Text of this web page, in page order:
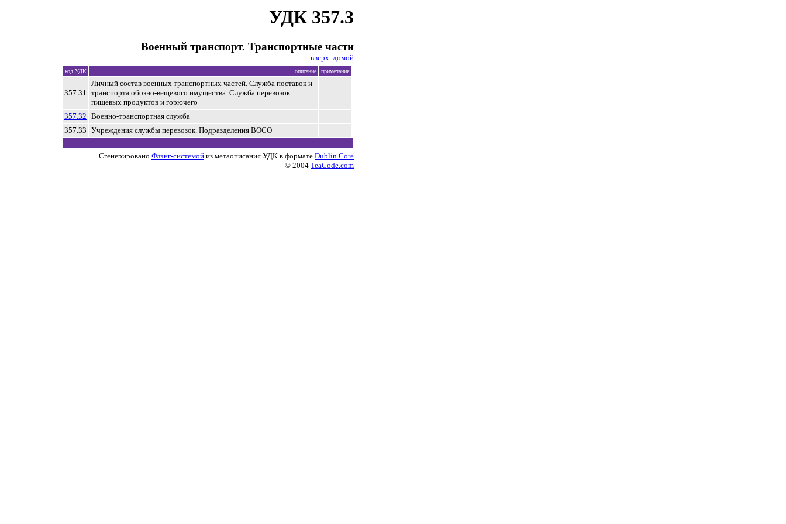
УДК 357.3
Военный транспорт. Транспортные части
вверх домой
код УДК описание примечания
357.31
Личный состав военных транспортных частей. Служба поставок и
транспорта обозно-вещевого имущества. Служба перевозок
пищевых продуктов и горючего
357.32 Военно-транспортная служба
357.33 Учреждения службы перевозок. Подразделения ВОСО
Сгенерировано Флэнг-системой из метаописания УДК в формате Dublin Core
© 2004 TeaCode.com